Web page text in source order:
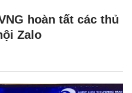
hoàn tất các thủ
Zalo